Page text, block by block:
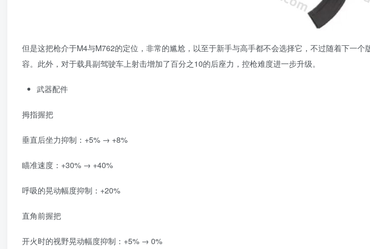
但是这把枪介于M4与M762的定位，非常的尴尬，以至于新手与高手都不会选择它，不过随着下一
容。此外，对于载具副驾驶车上射击增加了百分之10的后座力，控枪难度进一步升级。
武器配件
拇指握把
垂直后坐力抑制：+5% → +8%
瞄准速度：+30% → +40%
呼吸的晃动幅度抑制：+20%
直角前握把
开火时的视野晃动幅度抑制：+5% → 0%